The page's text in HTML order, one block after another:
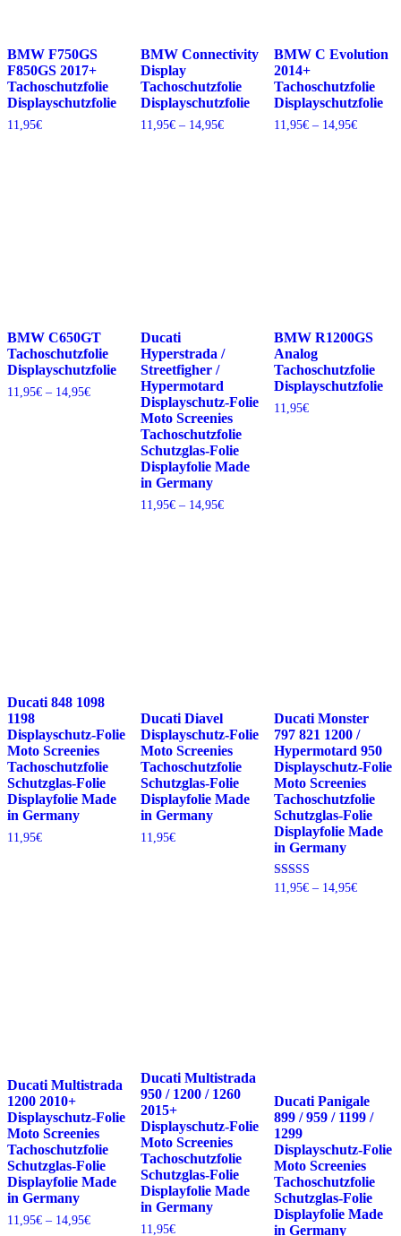
BMW F750GS
F850GS 2017+
Tachoschutzfolie
Displayschutzfolie
11,95€
BMW Connectivity
Display
Tachoschutzfolie
Displayschutzfolie
11,95€ – 14,95€Preisspanne:
BMW C Evolution
2014+
Tachoschutzfolie
Displayschutzfolie
11,95€ – 14,95€
BMW C650GT
Tachoschutzfolie
Displayschutzfolie
11,95€ – 14,95€Preisspanne:
Ducati
Hyperstrada /
Streetfigher /
Hypermotard
Displayschutz-Folie
Moto Screenies
Tachoschutzfolie
Schutzglas-Folie
Displayfolie Made
in Germany
11,95€ – 14,95€Preisspanne:
BMW R1200GS
Analog
Tachoschutzfolie
Displayschutzfolie
11,95€
Ducati 848 1098
1198
Displayschutz-Folie
Moto Screenies
Tachoschutzfolie
Schutzglas-Folie
Displayfolie Made
in Germany
11,95€
Ducati Diavel
Displayschutz-Folie
Moto Screenies
Tachoschutzfolie
Schutzglas-Folie
Displayfolie Made
in Germany
11,95€
Ducati Monster
797 821 1200 /
Hypermotard 950
Displayschutz-Folie
Moto Screenies
Tachoschutzfolie
Schutzglas-Folie
Displayfolie Made
in Germany
Bewertet mit
11,95€ – 14,95€
Ducati Multistrada
1200 2010+
Displayschutz-Folie
Moto Screenies
Tachoschutzfolie
Schutzglas-Folie
Displayfolie Made
in Germany
11,95€ – 14,95€Preisspanne:
Ducati Multistrada
950 / 1200 / 1260
2015+
Displayschutz-Folie
Moto Screenies
Tachoschutzfolie
Schutzglas-Folie
Displayfolie Made
in Germany
11,95€
Ducati Panigale
899 / 959 / 1199 /
1299
Displayschutz-Folie
Moto Screenies
Tachoschutzfolie
Schutzglas-Folie
Displayfolie Made
in Germany